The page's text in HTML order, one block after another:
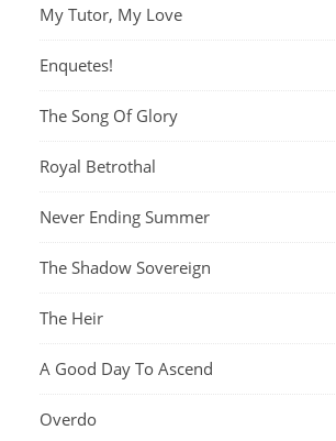
My Tutor, My Love
Enquetes!
The Song Of Glory
Royal Betrothal
Never Ending Summer
The Shadow Sovereign
The Heir
A Good Day To Ascend
Overdo